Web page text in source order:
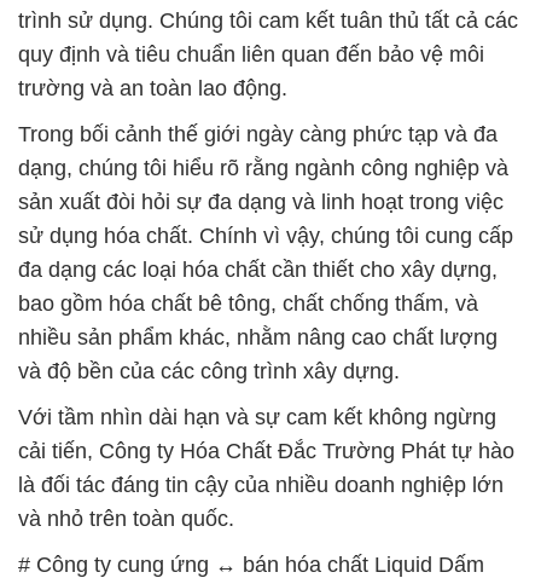
trình sử dụng. Chúng tôi cam kết tuân thủ tất cả các
quy định và tiêu chuẩn liên quan đến bảo vệ môi
trường và an toàn lao động.
Trong bối cảnh thế giới ngày càng phức tạp và đa
dạng, chúng tôi hiểu rõ rằng ngành công nghiệp và
sản xuất đòi hỏi sự đa dạng và linh hoạt trong việc
sử dụng hóa chất. Chính vì vậy, chúng tôi cung cấp
đa dạng các loại hóa chất cần thiết cho xây dựng,
bao gồm hóa chất bê tông, chất chống thấm, và
nhiều sản phẩm khác, nhằm nâng cao chất lượng
và độ bền của các công trình xây dựng.
Với tầm nhìn dài hạn và sự cam kết không ngừng
cải tiến, Công ty Hóa Chất Đắc Trường Phát tự hào
là đối tác đáng tin cậy của nhiều doanh nghiệp lớn
và nhỏ trên toàn quốc.
# Công ty cung ứng ↔ bán hóa chất Liquid Dấm